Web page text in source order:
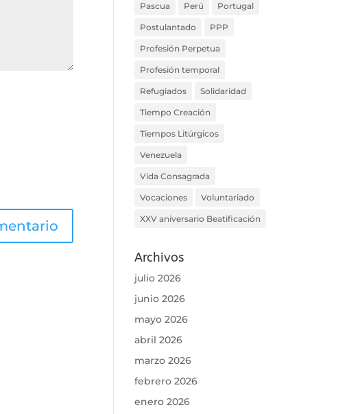
Pascua Perú Portugal
Postulantado PPP
Profesión Perpetua
Profesión temporal
Refugiados Solidaridad
Tiempo Creación
Tiempos Litúrgicos
Venezuela
Vida Consagrada
Vocaciones Voluntariado
XXV aniversario Beatificación
Archivos
julio 2026
junio 2026
mayo 2026
abril 2026
marzo 2026
febrero 2026
enero 2026